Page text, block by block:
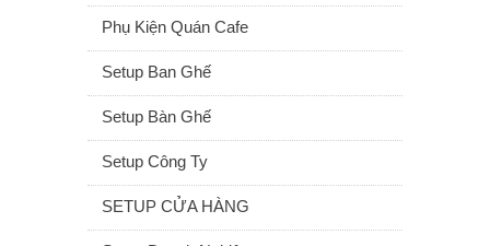
Phụ Kiện Quán Cafe
Setup Ban Ghế
Setup Bàn Ghế
Setup Công Ty
SETUP CỬA HÀNG